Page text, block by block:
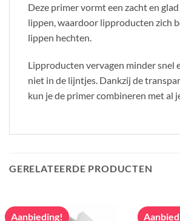
Deze primer vormt een zacht en
lippen, waardoor lipproducten zich
lippen hechten.
Lipproducten vervagen minder snel
niet in de lijntjes. Dankzij de
kun je de primer combineren met al
GERELATEERDE PRODUCTEN
Aanbieding!